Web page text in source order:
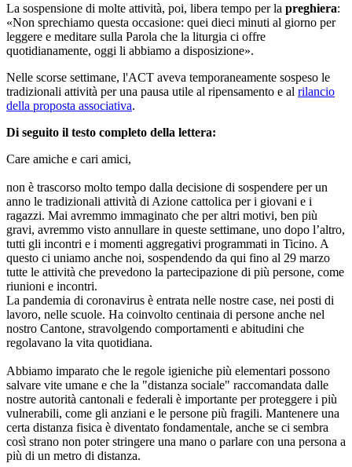
La sospensione di molte attività, poi, libera tempo per la preghiera:
«Non sprechiamo questa occasione: quei dieci minuti al giorno per
leggere e meditare sulla Parola che la liturgia ci offre
quotidianamente, oggi li abbiamo a disposizione».
Nelle scorse settimane, l'ACT aveva temporaneamente sospeso le
tradizionali attività per una pausa utile al ripensamento e al rilancio
della proposta associativa.
Di seguito il testo completo della lettera:
Care amiche e cari amici,
non è trascorso molto tempo dalla decisione di sospendere per un
anno le tradizionali attività di Azione cattolica per i giovani e i
ragazzi. Mai avremmo immaginato che per altri motivi, ben più
gravi, avremmo visto annullare in queste settimane, uno dopo l’altro,
tutti gli incontri e i momenti aggregativi programmati in Ticino. A
questo ci uniamo anche noi, sospendendo da qui fino al 29 marzo
tutte le attività che prevedono la partecipazione di più persone, come
riunioni e incontri.
La pandemia di coronavirus è entrata nelle nostre case, nei posti di
lavoro, nelle scuole. Ha coinvolto centinaia di persone anche nel
nostro Cantone, stravolgendo comportamenti e abitudini che
regolavano la vita quotidiana.
Abbiamo imparato che le regole igieniche più elementari possono
salvare vite umane e che la "distanza sociale" raccomandata dalle
nostre autorità cantonali e federali è importante per proteggere i più
vulnerabili, come gli anziani e le persone più fragili. Mantenere una
certa distanza fisica è diventato fondamentale, anche se ci sembra
così strano non poter stringere una mano o parlare con una persona a
più di un metro di distanza.